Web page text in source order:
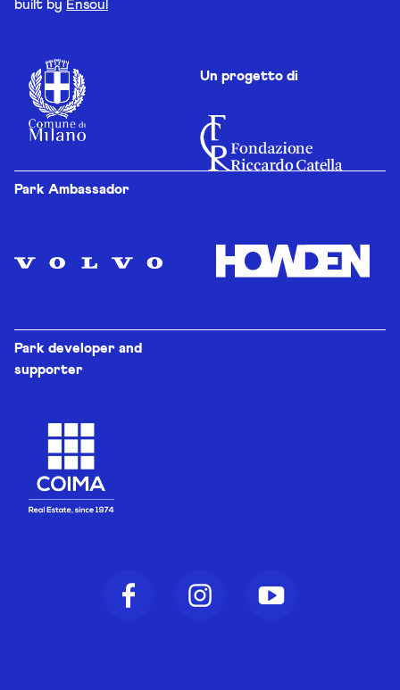
built by Ensoul
Un progetto di
Park Ambassador
Park developer and
supporter